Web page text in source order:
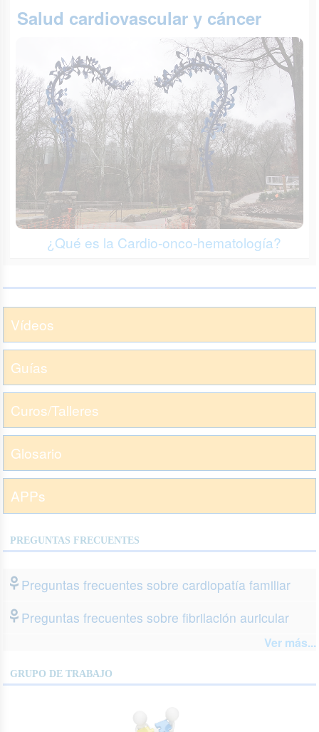
Salud cardiovascular y cáncer
¿Qué es la Cardio-onco-hematología?
Vídeos
Guías
Curos/Talleres
Glosario
APPs
PREGUNTAS FRECUENTES
Preguntas frecuentes sobre cardiopatía familiar
Preguntas frecuentes sobre fibrilación auricular
Ver más...
GRUPO DE TRABAJO